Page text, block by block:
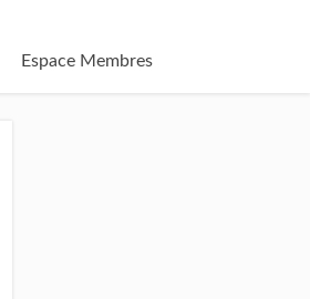
Espace Membres